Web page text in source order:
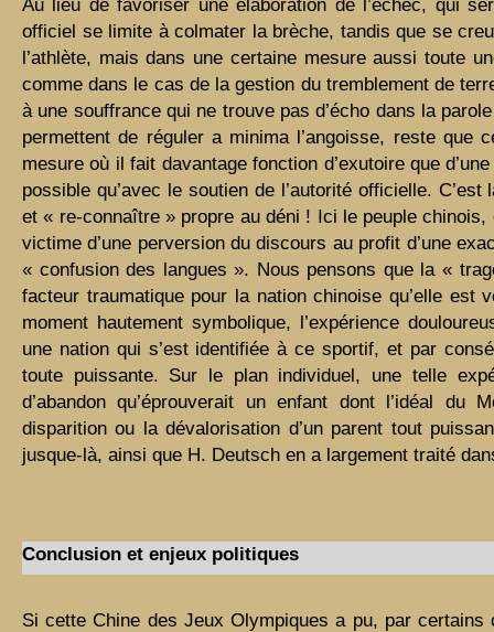
Au lieu de favoriser une élaboration de l’échec, qui
officiel se limite à colmater la brèche, tandis que se
l’athlète, mais dans une certaine mesure aussi toute
comme dans le cas de la gestion du tremblement de
à une souffrance qui ne trouve pas d’écho dans la
permettent de réguler a minima l’angoisse, reste que
mesure où il fait davantage fonction d’exutoire que
possible qu’avec le soutien de l’autorité officielle.
et « re-connaître » propre au déni ! Ici le peuple chinois,
victime d’une perversion du discours au profit d’une
« confusion des langues ». Nous pensons que la «
facteur traumatique pour la nation chinoise qu’elle
moment hautement symbolique, l’expérience
une nation qui s’est identifiée à ce sportif, et par
toute puissante. Sur le plan individuel, une telle
d’abandon qu’éprouverait un enfant dont l’idéal
disparition ou la dévalorisation d’un parent tout
jusque-là, ainsi que H. Deutsch en a largement traité
Conclusion et enjeux politiques
Si cette Chine des Jeux Olympiques a pu, par